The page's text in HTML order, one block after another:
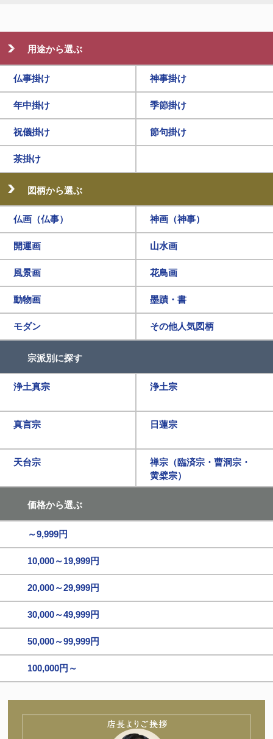
用途から選ぶ
仏事掛け 神事掛け
年中掛け 季節掛け
祝儀掛け 節句掛け
茶掛け
図柄から選ぶ
仏画（仏事） 神画（神事）
開運画 山水画
風景画 花鳥画
動物画 墨蹟・書
モダン その他人気図柄
宗派別に探す
浄土真宗 浄土宗
真言宗 日蓮宗
天台宗
禅宗（臨済宗・曹洞宗・
黄檗宗）
価格から選ぶ
～9,999円
10,000～19,999円
20,000～29,999円
30,000～49,999円
50,000～99,999円
100,000円～